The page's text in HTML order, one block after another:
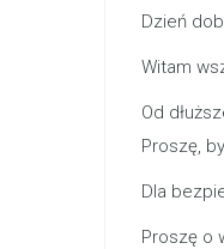
Dzień
Witam
Od
Proszę,
Dla
Proszę o